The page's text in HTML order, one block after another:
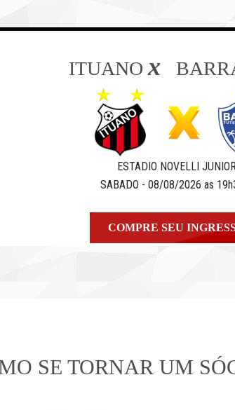
ITUANOx
ESTADIO NOVELLI
SABADO - 08/08/2026 as
COMPRE SEU
SE TORNAR UM